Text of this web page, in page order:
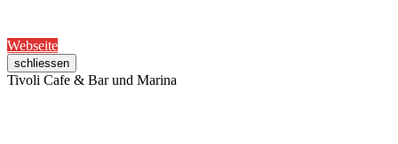
Webseite
schliessen
Tivoli Cafe & Bar und Marina